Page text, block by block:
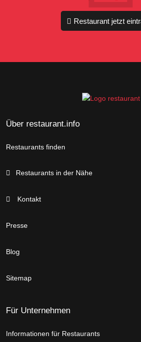
Restaurant jetzt
Über restaurant.info
Restaurants finden
Restaurants in der Nähe
Kontakt
Presse
Blog
Sitemap
Für Unternehmen
Informationen für Restaurants